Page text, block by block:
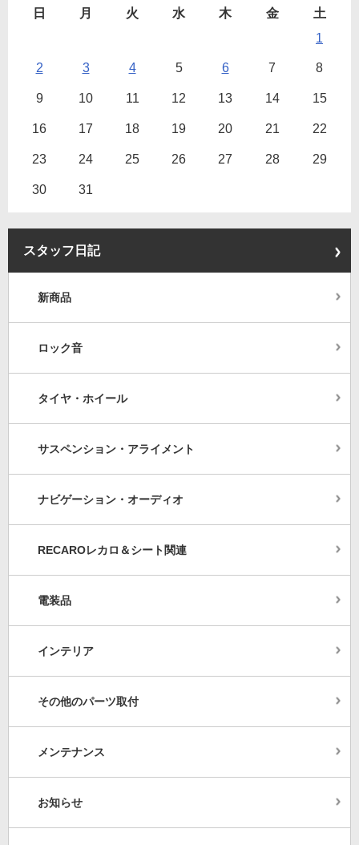
日 月 火 水 木 金
土
1
2 3 4 5 6 7 8
9 10 11 12 13 14 15
16 17 18 19 20 21 22
23 24 25 26 27 28 29
30 31
スタッフ日記
新商品
ロック音
タイヤ・ホイール
サスペンション・アライメント
ナビゲーション・オーディオ
RECAROレカロ＆シート関連
電装品
インテリア
その他のパーツ取付
メンテナンス
お知らせ